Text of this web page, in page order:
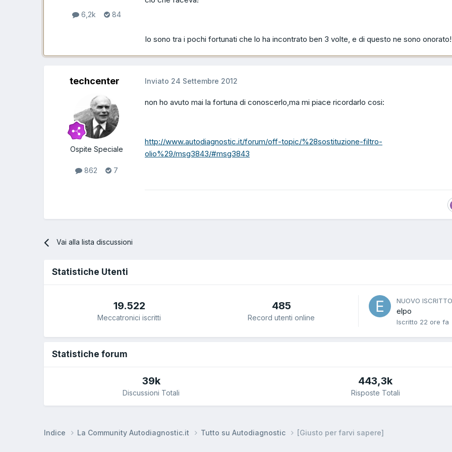
6,2k 84
Io sono tra i pochi fortunati che lo ha incontrato ben 3 volte, e di questo ne sono onorato!
techcenter
Ospite Speciale
862 7
Inviato 24 Settembre 2012
non ho avuto mai la fortuna di conoscerlo,ma mi piace ricordarlo cosi:
http://www.autodiagnostic.it/forum/off-topic/%28sostituzione-filtro-
olio%29/msg3843/#msg3843
Vai alla lista discussioni
Statistiche Utenti
19.522
Meccatronici iscritti
485
Record utenti online
NUOVO ISCRITTO
elpo
Iscritto 22 ore fa
Statistiche forum
39k
Discussioni Totali
443,3k
Risposte Totali
Indice La Community Autodiagnostic.it Tutto su Autodiagnostic [Giusto per farvi sapere]